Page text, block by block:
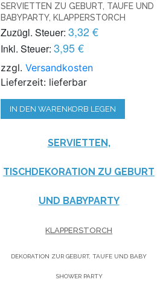
SERVIETTEN ZU GEBURT, TAUFE UND
BABYPARTY, KLAPPERSTORCH
Zuzügl. Steuer: 3,32 €
Inkl. Steuer: 3,95 €
zzgl.Versandkosten
Lieferzeit: lieferbar
IN DEN WARENKORB LEGEN
SERVIETTEN,
TISCHDEKORATION ZU GEBURT
UND BABYPARTY
KLAPPERSTORCH
DEKORATION ZUR GEBURT, TAUFE UND BABY
SHOWER PARTY